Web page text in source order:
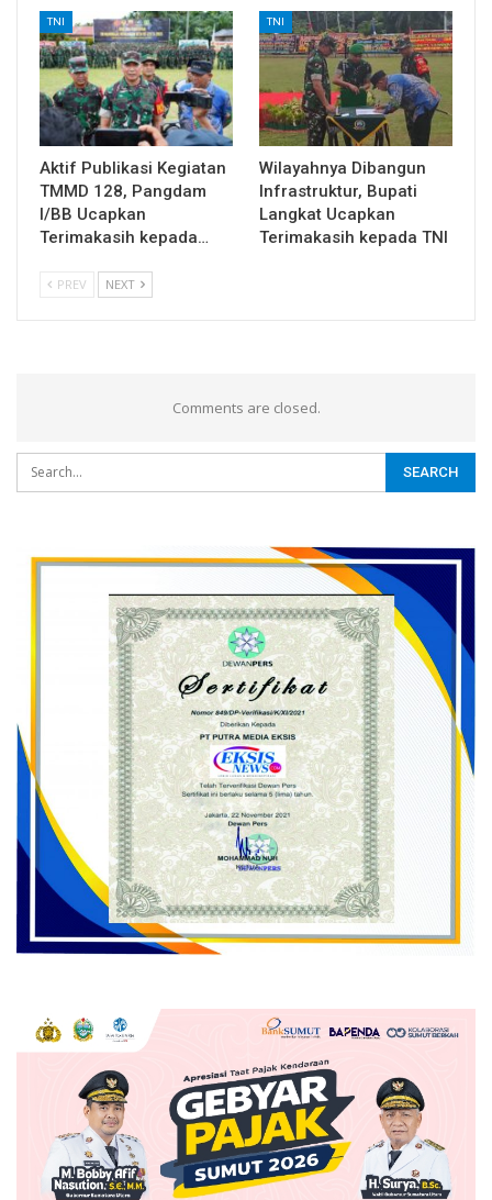
TNI
Aktif Publikasi Kegiatan
TMMD 128, Pangdam
I/BB Ucapkan
Terimakasih kepada…
TNI
Wilayahnya Dibangun
Infrastruktur, Bupati
Langkat Ucapkan
Terimakasih kepada TNI
PREV NEXT
Comments are closed.